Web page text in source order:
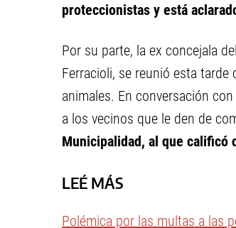
proteccionistas y está
Por su parte, la ex concejala
Ferracioli, se reunió esta
animales. En conversación
a los vecinos que le den de
Municipalidad, al que calificó
LEÉ MÁS
Polémica por las multas a las